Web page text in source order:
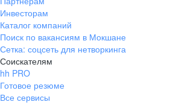
Инвесторам
Каталог компаний
Поиск по вакансиям в Мокшане
Сетка: соцсеть для нетворкинга
Соискателям
hh PRO
Готовое резюме
Все сервисы